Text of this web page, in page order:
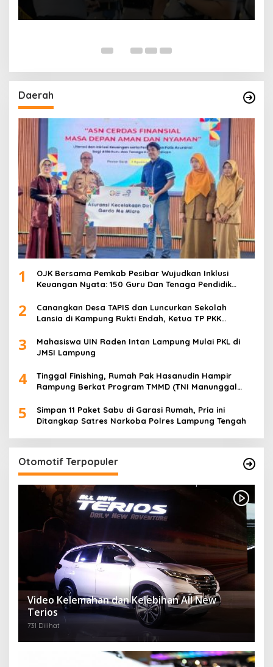
Daerah
1
OJK Bersama Pemkab Pesibar Wujudkan Inklusi
Keuangan Nyata: 150 Guru Dan Tenaga Pendidik
2
Canangkan Desa TAPIS dan Luncurkan Sekolah
Lansia di Kampung Rukti Endah, Ketua TP PKK
Desa
3
Mahasiswa UIN Raden Intan Lampung Mulai PKL di
JMSI Lampung
4
Tinggal Finishing, Rumah Pak Hasanudin Hampir
Rampung Berkat Program TMMD (TNI Manunggal
5
Simpan 11 Paket Sabu di Garasi Rumah, Pria ini
Ditangkap Satres Narkoba Polres Lampung Tengah
Otomotif Terpopuler
Video Kelemahan dan Kelebihan All New
Terios
731 Dilihat